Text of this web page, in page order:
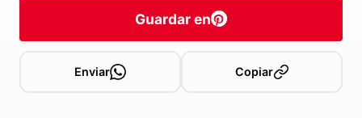
Guardar en
Enviar Copiar